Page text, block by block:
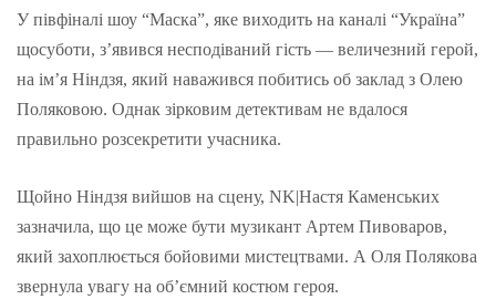
У півфіналі шоу “Маска”, яке виходить на каналі “Україна”
щосуботи, з’явився несподіваний гість — величезний герой,
на ім’я Ніндзя, який наважився побитись об заклад з Олею
Поляковою. Однак зірковим детективам не вдалося
правильно розсекретити учасника.
Щойно Ніндзя вийшов на сцену, NK|Настя Каменських
зазначила, що це може бути музикант Артем Пивоваров,
який захоплюється бойовими мистецтвами. А Оля Полякова
звернула увагу на об’ємний костюм героя.